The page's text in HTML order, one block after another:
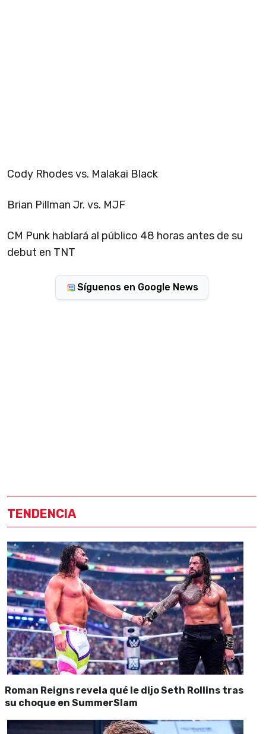
Cody Rhodes vs. Malakai Black
Brian Pillman Jr. vs. MJF
CM Punk hablará al público 48 horas antes de su
debut en TNT
Síguenos en Google News
TENDENCIA
Roman Reigns revela qué le dijo Seth Rollins tras
su choque en SummerSlam